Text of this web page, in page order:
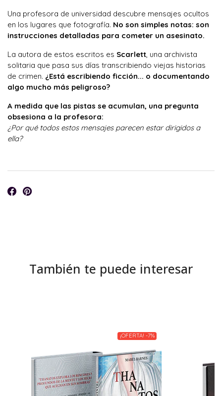
Una profesora de universidad descubre mensajes ocultos
en los lugares que fotografía. No son simples notas: son
instrucciones detalladas para cometer un asesinato.
La autora de estos escritos es Scarlett , una archivista
solitaria que pasa sus días transcribiendo viejas historias
de crimen. ¿Está escribiendo ficción... o documentando
algo mucho más peligroso?
A medida que las pistas se acumulan, una pregunta
obsesiona a la profesora:
¿Por qué todos estos mensajes parecen estar dirigidos a
ella?
También te puede interesar
¡OFERTA! -7%